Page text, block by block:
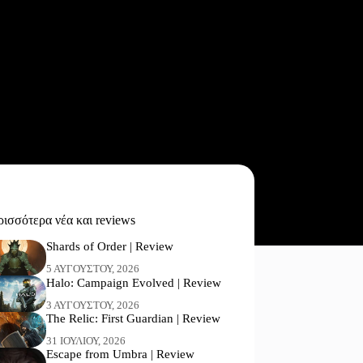
νέα και reviews
Shards of Order | Review
5 ΑΥΓΟΎΣΤΟΥ, 2026
Halo: Campaign Evolved | Review
3 ΑΥΓΟΎΣΤΟΥ, 2026
The Relic: First Guardian | Review
31 ΙΟΥΛΊΟΥ, 2026
Escape from Umbra | Review